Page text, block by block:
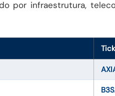
por infraestrutura,